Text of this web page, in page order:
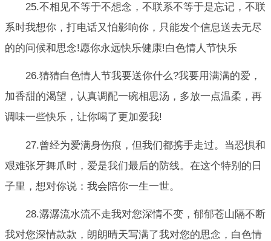
25.不相见不等于不想念，不联系不等于是忘记，不联
系时我想你，打电话又怕影响你，只能发个信息送去无尽
的的问候和思念!愿你永远快乐健康!白色情人节快乐
26.猜猜白色情人节我要送你什么?我要用满满的爱，
加香甜的渴望，认真调配一碗相思汤，多放一点温柔，再
调味一些快乐，让你喝了更加爱我!
27.曾经为爱满身伤痕，但我们都携手走过。当恐惧和
艰难张牙舞爪时，爱是我们最后的防线。在这个特别的日
子里，想对你说：我会陪你一生一世。
28.潺潺流水流不走我对您深情不变，郁郁苍山隔不断
我对您深情款款，朗朗晴天写满了我对您的思念，白色情